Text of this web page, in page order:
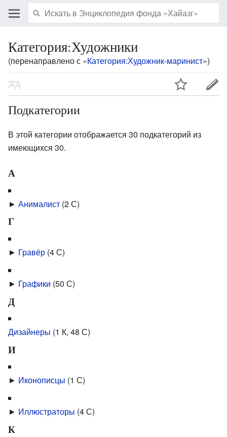
Категория:Художники
(перенаправлено с «Категория:Художник-маринист»)
Подкатегории
В этой категории отображается 30 подкатегорий из
имеющихся 30.
А
► Анималист (2 С)
Г
► Гравёр (4 С)
► Графики (50 С)
Д
Дизайнеры (1 К, 48 С)
И
► Иконописцы (1 С)
► Иллюстраторы (4 С)
К